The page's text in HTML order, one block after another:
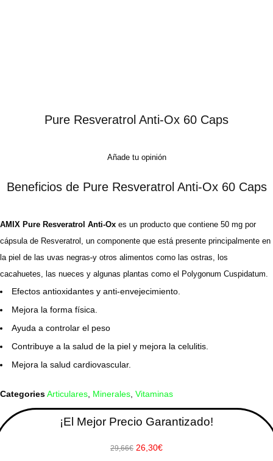
Pure Resveratrol Anti-Ox 60 Caps
Añade tu opinión
Beneficios de Pure Resveratrol Anti-Ox 60 Caps
AMIX Pure Resveratrol Anti-Ox es un producto que contiene 50 mg por
cápsula de Resveratrol , un componente que está presente principalmente en
la piel de las uvas negras y otros alimentos como las ostras, los
cacahuetes, las nueces y algunas plantas como el Polygonum Cuspidatum.
Efectos antioxidantes y anti-envejecimiento.
Mejora la forma física.
Ayuda a controlar el peso
Contribuye a la salud de la piel y mejora la celulitis.
Mejora la salud cardiovascular.
CategoriesArticulares, Minerales, Vitaminas
¡El Mejor Precio Garantizado!
29,66€ 26,30€